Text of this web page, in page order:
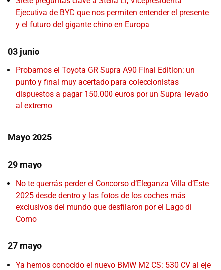
Ejecutiva de BYD que nos permiten entender el presente
y el futuro del gigante chino en Europa
03 junio
Probamos el Toyota GR Supra A90 Final Edition: un
punto y final muy acertado para coleccionistas
dispuestos a pagar 150.000 euros por un Supra llevado
al extremo
Mayo 2025
29 mayo
No te querrás perder el Concorso d’Eleganza Villa d’Este
2025 desde dentro y las fotos de los coches más
exclusivos del mundo que desfilaron por el Lago di
Como
27 mayo
Ya hemos conocido el nuevo BMW M2 CS: 530 CV al eje